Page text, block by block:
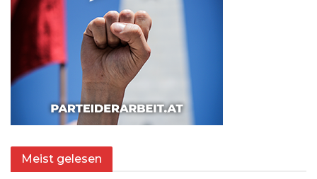
Meist gelesen